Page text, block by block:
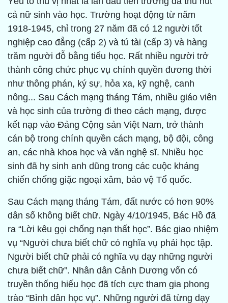
cả nữ sinh vào học. Trường hoạt động từ năm
1918-1945, chỉ trong 27 năm đã có 12 người tốt
nghiệp cao đẳng (cấp 2) và tú tài (cấp 3) và hàng
trăm người đỗ bằng tiểu học. Rất nhiều người trở
thành công chức phục vụ chính quyền đương thời
như thông phán, ký sự, hỏa xa, kỹ nghệ, canh
nông... Sau Cách mạng tháng Tám, nhiều giáo viên
và học sinh của trường đi theo cách mạng, được
kết nạp vào Đảng Cộng sản Việt Nam, trở thành
cán bộ trong chính quyền cách mạng, bộ đội, công
an, các nhà khoa học và văn nghệ sĩ. Nhiều học
sinh đã hy sinh anh dũng trong các cuộc kháng
chiến chống giặc ngoại xâm, bảo vệ Tổ quốc.
Sau Cách mạng tháng Tám, đất nước có hơn 90%
dân số không biết chữ. Ngày 4/10/1945, Bác Hồ đã
ra “Lời kêu gọi chống nạn thất học”. Bác giao nhiệm
vụ “Người chưa biết chữ có nghĩa vụ phải học tập.
Người biết chữ phải có nghĩa vụ dạy những người
chưa biết chữ”. Nhân dân Cảnh Dương vốn có
truyền thống hiếu học đã tích cực tham gia phong
trào “Bình dân học vụ”. Những người đã từng dạy